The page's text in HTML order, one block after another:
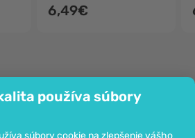
používa súbory
súbory cookie na zlepšenie vášho
6,49€